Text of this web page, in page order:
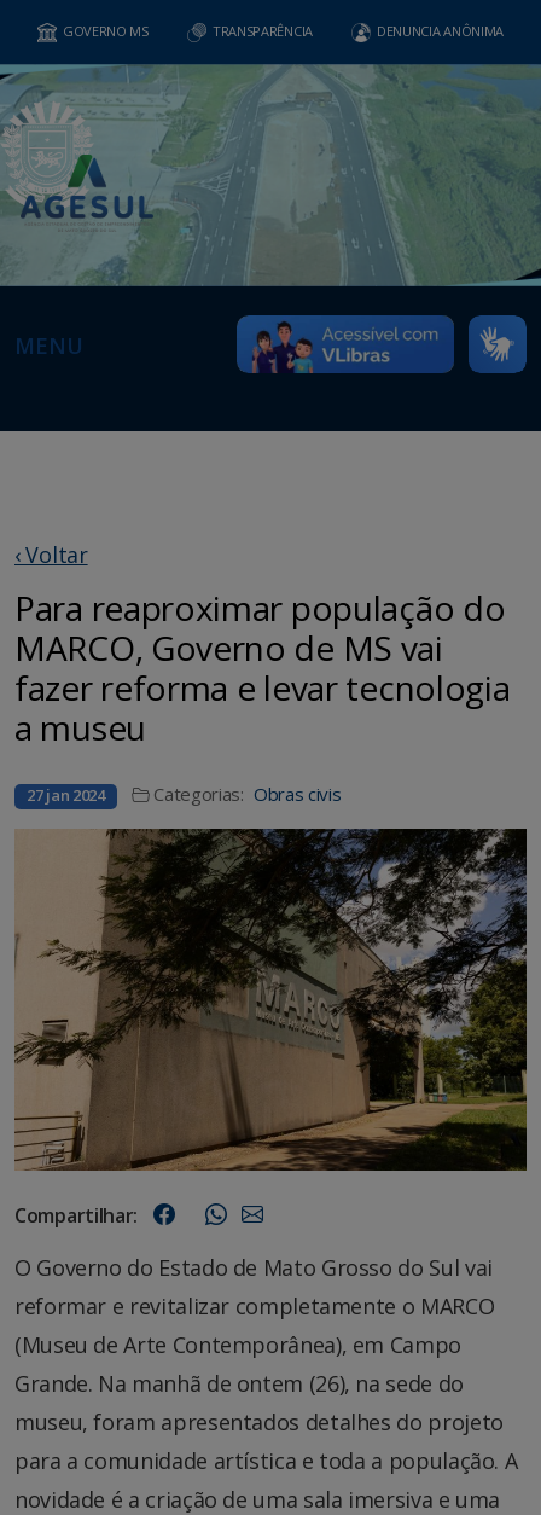
GOVERNO MS TRANSPARÊNCIA DENUNCIA ANÔNIMA
MENU
‹ Voltar
Para reaproximar população do
MARCO, Governo de MS vai
fazer reforma e levar tecnologia
a museu
27 jan 2024 Categorias: Obras civis
Compartilhar:
O Governo do Estado de Mato Grosso do Sul vai
reformar e revitalizar completamente o MARCO
(Museu de Arte Contemporânea), em Campo
Grande. Na manhã de ontem (26), na sede do
museu, foram apresentados detalhes do projeto
para a comunidade artística e toda a população. A
novidade é a criação de uma sala imersiva e uma